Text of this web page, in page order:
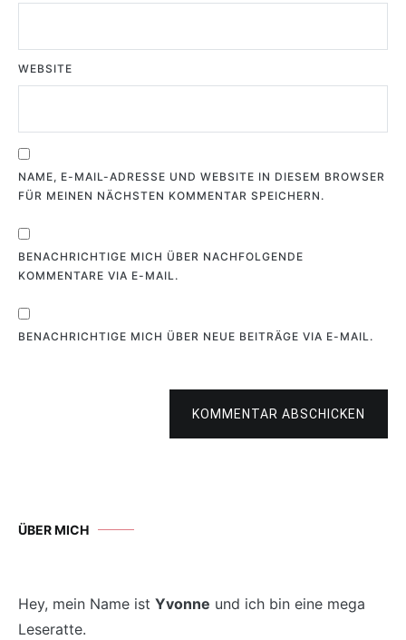
WEBSITE
NAME, E-MAIL-ADRESSE UND WEBSITE IN DIESEM BROWSER
FÜR MEINEN NÄCHSTEN KOMMENTAR SPEICHERN.
BENACHRICHTIGE MICH ÜBER NACHFOLGENDE
KOMMENTARE VIA E-MAIL.
BENACHRICHTIGE MICH ÜBER NEUE BEITRÄGE VIA E-MAIL.
KOMMENTAR ABSCHICKEN
ÜBER MICH
Hey, mein Name ist Yvonne und ich bin eine mega
Leseratte.